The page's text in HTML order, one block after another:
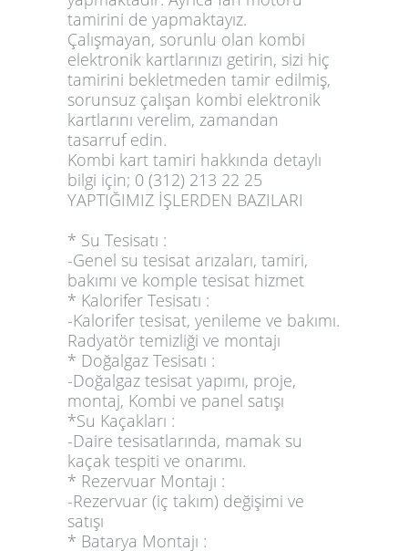
tamirini de yapmaktayız.
Çalışmayan, sorunlu olan kombi
elektronik kartlarınızı getirin, sizi hiç
tamirini bekletmeden tamir edilmiş,
sorunsuz çalışan kombi elektronik
kartlarını verelim, zamandan
tasarruf edin.
Kombi kart tamiri hakkında detaylı
bilgi için; 0 (312) 213 22 25
YAPTIĞIMIZ İŞLERDEN BAZILARI
* Su Tesisatı :
-Genel su tesisat arızaları, tamiri,
bakımı ve komple tesisat hizmet
* Kalorifer Tesisatı :
-Kalorifer tesisat, yenileme ve bakımı.
Radyatör temizliği ve montajı
* Doğalgaz Tesisatı :
-Doğalgaz tesisat yapımı, proje,
montaj, Kombi ve panel satışı
*Su Kaçakları :
-Daire tesisatlarında, mamak su
kaçak tespiti ve onarımı.
* Rezervuar Montajı :
-Rezervuar (iç takım) değişimi ve
satışı
* Batarya Montajı :